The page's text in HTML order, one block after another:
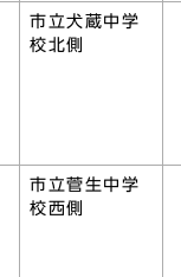
市立犬蔵中学
校北側
市立菅生中学
校西側